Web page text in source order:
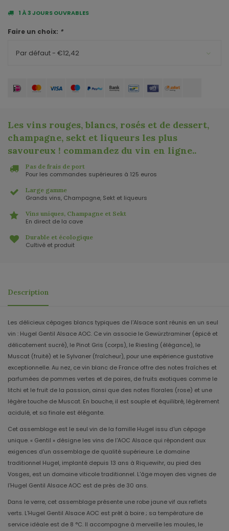
1 À 3 JOURS OUVRABLES
Faire un choix: *
Par défaut - €12,42
Les vins rouges, blancs, rosés et de dessert,
champagne, sekt et liqueurs les plus
savoureux ! commandez du vin en ligne..
Pas de frais de port
Pour les commandes supérieures à 125 euros
Large gamme
Grands vins, Champagne, Sekt et liqueurs
Vins uniques, Champagne et Sekt
En direct de la cave
Durable et écologique
Cultivé et produit
Description
Les délicieux cépages blancs typiques de l'Alsace sont réunis en un seul
vin : Hugel Gentil Alsace AOC. Ce vin associe le Gewürztraminer (épicé et
délicatement sucré), le Pinot Gris (corps), le Riesling (élégance), le
Muscat (fruité) et le Sylvaner (fraîcheur), pour une expérience gustative
exceptionnelle. Au nez, ce vin blanc de France offre des notes fraîches et
parfumées de pommes vertes et de poires, de fruits exotiques comme le
litchi et le fruit de la passion, ainsi que des notes florales (rose) et une
légère touche de Muscat. En bouche, il est souple et équilibré, légèrement
acidulé, et sa finale est élégante.
Cet assemblage est le seul vin de la famille Hugel issu d'un cépage
unique. « Gentil » désigne les vins de l'AOC Alsace qui répondent aux
exigences d'un assemblage de qualité supérieure. Le domaine
traditionnel Hugel, implanté depuis 13 ans à Riquewihr, au pied des
Vosges, est un domaine viticole traditionnel. L'âge moyen des vignes de
l'Hugel Gentil Alsace AOC est de près de 30 ans.
Dans le verre, cet assemblage présente une robe jaune vif aux reflets
verts. L'Hugel Gentil Alsace AOC est prêt à boire ; sa température de
service idéale est de 8 °C. Il accompagne à merveille les moules, le